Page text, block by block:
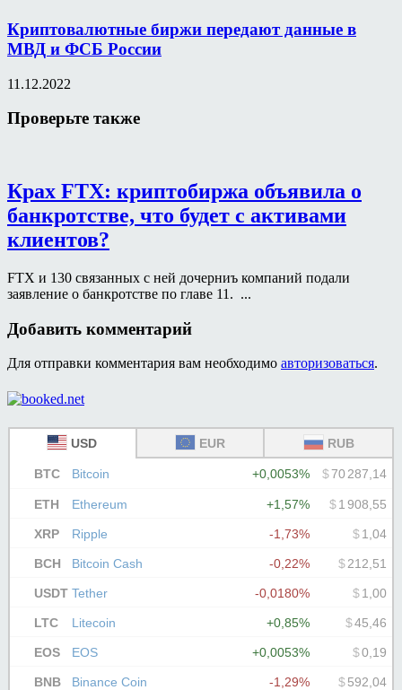
Криптовалютные биржи передают данные в
МВД и ФСБ России
11.12.2022
Проверьте также
Крах FTX: криптобиржа объявила о
банкротстве, что будет с активами
клиентов?
FTX и 130 связанных с ней дочерниъ компаний подали
заявление о банкротстве по главе 11. ...
Добавить комментарий
Для отправки комментария вам необходимо авторизоваться.